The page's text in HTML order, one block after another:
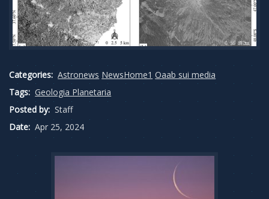
Categories: Astronews NewsHome1 Oaab sui media
Tags: Geologia Planetaria
Posted by: Staff
Date: Apr 25, 2024